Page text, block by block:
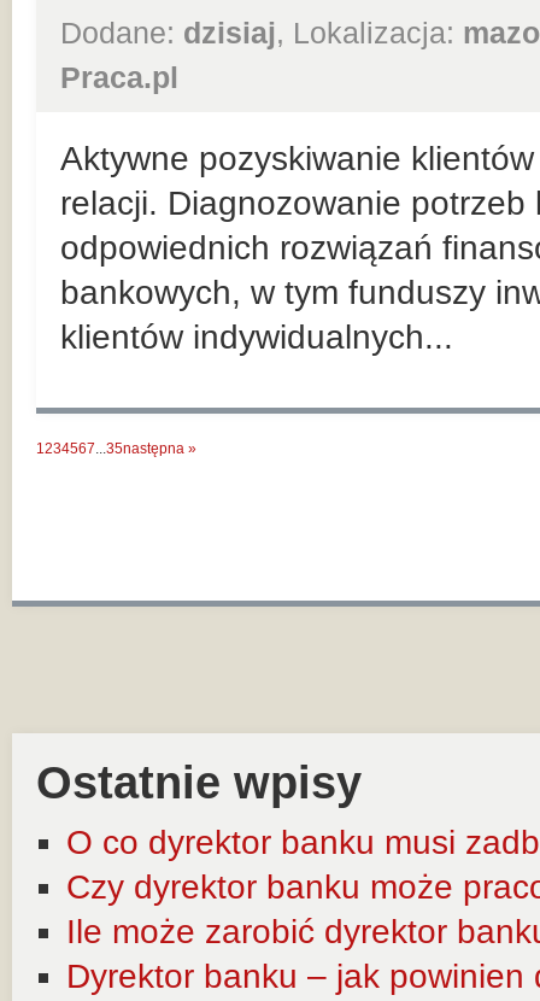
Dodane: dzisiaj, Lokalizacja:
Praca.pl
Aktywne pozyskiwanie
relacji. Diagnozowanie
odpowiednich rozwiązań
bankowych, w tym funduszy
klientów indywidualnych...
1234567...35następna »
Ostatnie wpisy
O co dyrektor banku musi
Czy dyrektor banku może
Ile może zarobić dyrektor
Dyrektor banku – jak